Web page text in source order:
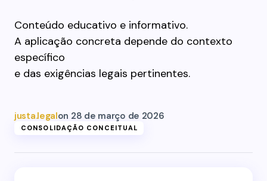
Conteúdo educativo e informativo.
A aplicação concreta depende do contexto
específico
e das exigências legais pertinentes.
justa.legalon 28 de março de 2026
CONSOLIDAÇÃO CONCEITUAL